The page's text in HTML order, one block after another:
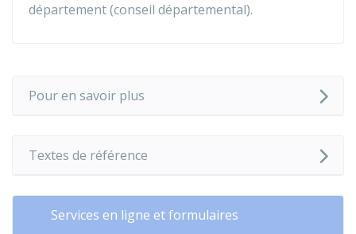
département (conseil départemental).
Pour en savoir plus
Textes de référence
Services en ligne et formulaires